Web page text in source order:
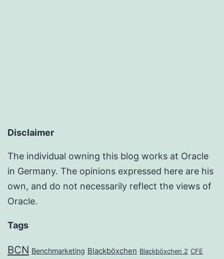
Disclaimer
The individual owning this blog works at Oracle
in Germany. The opinions expressed here are his
own, and do not necessarily reflect the views of
Oracle.
Tags
BCN Benchmarketing Blackböxchen Blackböxchen 2 CFE